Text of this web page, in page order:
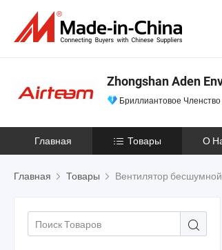
Zhongshan Aden
Бриллиантовое Членство
Главная Товары О
Главная Товары Вентилятор